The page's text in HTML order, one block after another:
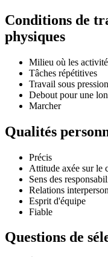
Conditions de
physiques
Milieu où les
Tâches répétitives
Travail sous pression
Debout pour une
Marcher
Qualités
Précis
Attitude axée sur le
Sens des
Relations
Esprit d'équipe
Fiable
Questions de